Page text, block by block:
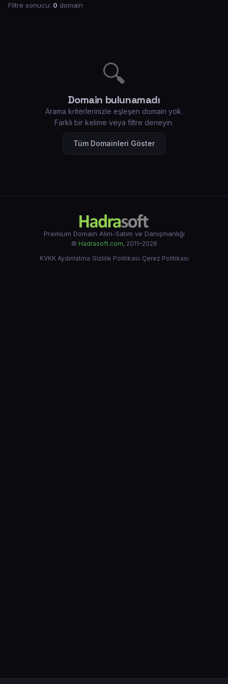
Filtre sonucu: 0 domain
🔍
Domain bulunamadı
Arama kriterlerinizle eşleşen domain yok.
Farklı bir kelime veya filtre deneyin.
Tüm Domainleri Göster
Premium Domain Alım-Satım ve Danışmanlığı
© Hadrasoft.com, 2011–2026
KVKK Aydınlatma·Gizlilik Politikası·Çerez Politikası